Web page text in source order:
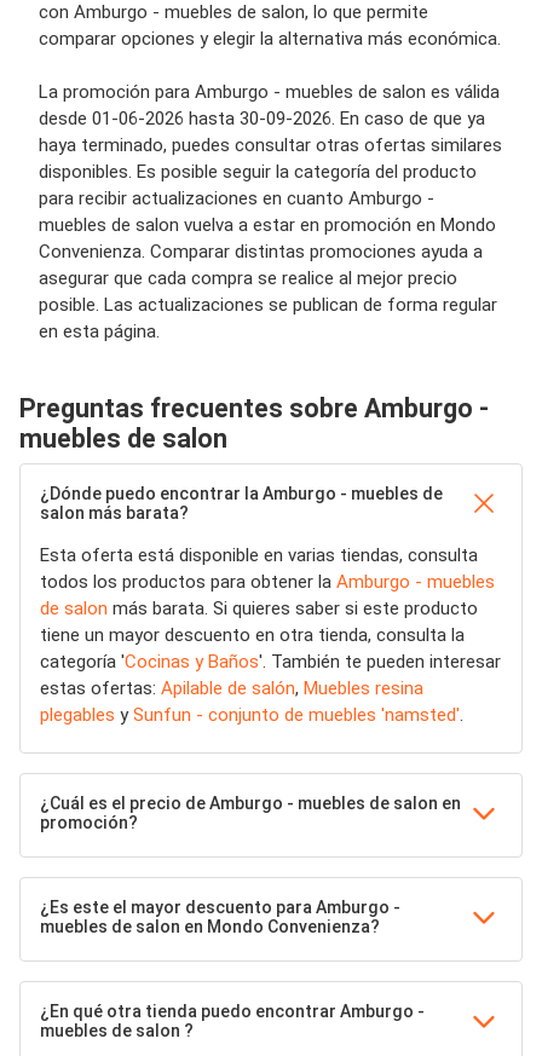
con Amburgo - muebles de salon, lo que permite
comparar opciones y elegir la alternativa más económica.
La promoción para Amburgo - muebles de salon es válida
desde 01-06-2026 hasta 30-09-2026. En caso de que ya
haya terminado, puedes consultar otras ofertas similares
disponibles. Es posible seguir la categoría del producto
para recibir actualizaciones en cuanto Amburgo -
muebles de salon vuelva a estar en promoción en Mondo
Convenienza. Comparar distintas promociones ayuda a
asegurar que cada compra se realice al mejor precio
posible. Las actualizaciones se publican de forma regular
en esta página.
Preguntas frecuentes sobre Amburgo -
muebles de salon
¿Dónde puedo encontrar la Amburgo - muebles de
salon más barata?
Esta oferta está disponible en varias tiendas, consulta
todos los productos para obtener la Amburgo - muebles
de salon más barata. Si quieres saber si este producto
tiene un mayor descuento en otra tienda, consulta la
categoría 'Cocinas y Baños'. También te pueden interesar
estas ofertas: Apilable de salón, Muebles resina
plegables ySunfun - conjunto de muebles 'namsted'.
¿Cuál es el precio de Amburgo - muebles de salon en
promoción?
¿Es este el mayor descuento para Amburgo -
muebles de salon en Mondo Convenienza?
¿En qué otra tienda puedo encontrar Amburgo -
muebles de salon ?